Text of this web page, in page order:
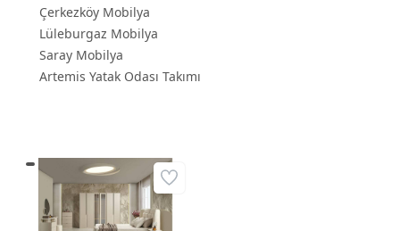
Çerkezköy Mobilya
Lüleburgaz Mobilya
Saray Mobilya
Artemis Yatak Odası Takımı